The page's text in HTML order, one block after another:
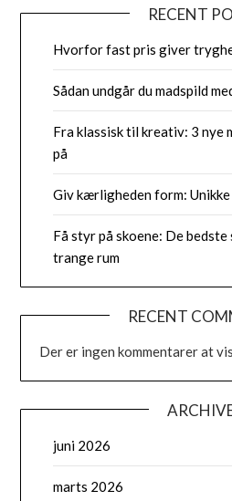
RECENT
Hvorfor fast pris giver
Sådan undgår du madspild
Fra klassisk til kreativ: 3 nye
på
Giv kærligheden form:
Få styr på skoene: De
trange rum
RECENT
Der er ingen kommentarer at
juni 2026
marts 2026